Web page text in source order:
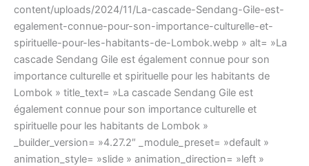
content/uploads/2024/11/La-cascade-Sendang-Gile-est-
egalement-connue-pour-son-importance-culturelle-et-
spirituelle-pour-les-habitants-de-Lombok.webp » alt= »La
cascade Sendang Gile est également connue pour son
importance culturelle et spirituelle pour les habitants de
Lombok » title_text= »La cascade Sendang Gile est
également connue pour son importance culturelle et
spirituelle pour les habitants de Lombok »
_builder_version= »4.27.2″ _module_preset= »default »
animation_style= »slide » animation_direction= »left »